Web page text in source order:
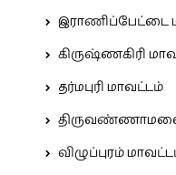
இராணிப்பேட்டை
கிருஷ்ணகிரி
தர்மபுரி மாவட்டம்
விழுப்புரம்